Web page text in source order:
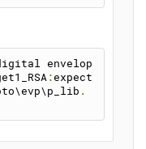
envelop
:expect
.